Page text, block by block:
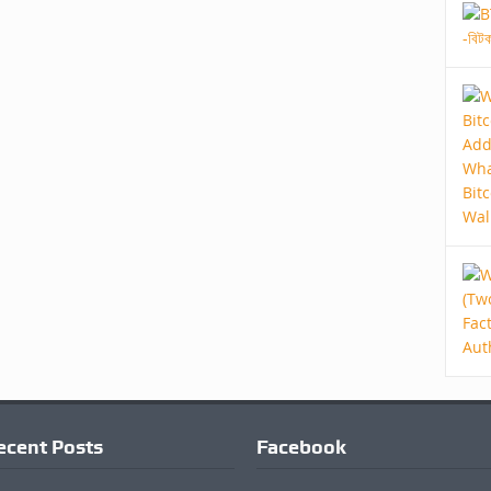
Posts Facebook